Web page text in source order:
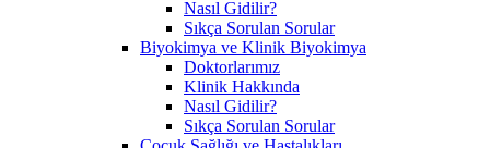
Nasıl Gidilir?
Sıkça Sorulan Sorular
Biyokimya ve Klinik Biyokimya
Doktorlarımız
Klinik Hakkında
Nasıl Gidilir?
Sıkça Sorulan Sorular